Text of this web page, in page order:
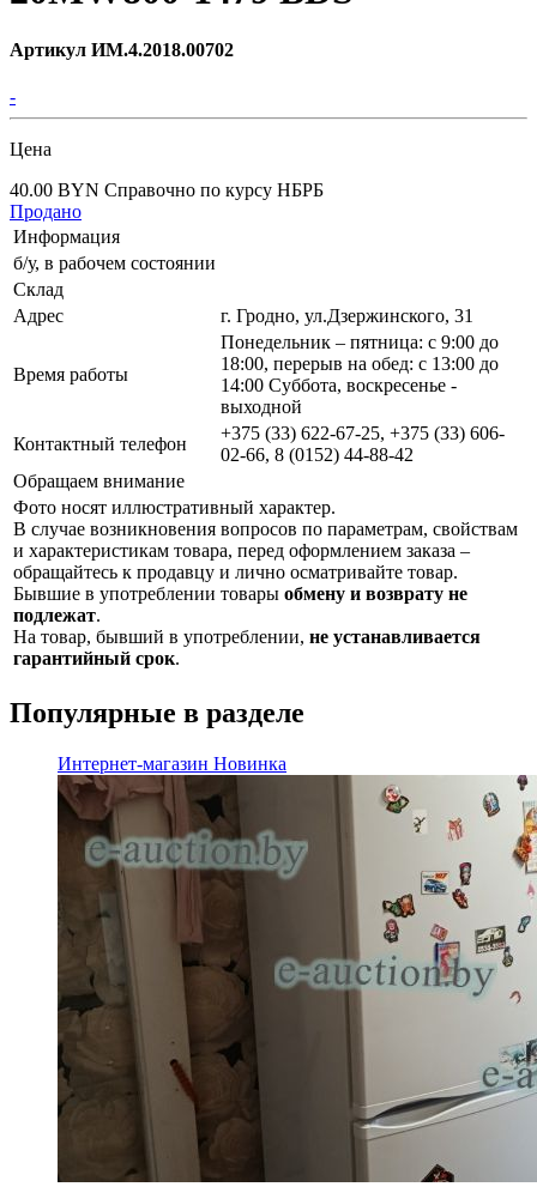
Артикул ИМ.4.2018.00702
-
Цена
40.00 BYN Справочно по курсу НБРБ
Продано
Информация
б/у, в рабочем состоянии
Склад
Адрес
г. Гродно, ул.Дзержинского, 31
Время работы
Понедельник – пятница: с 9:00 до
18:00, перерыв на обед: с 13:00 до
14:00 Суббота, воскресенье -
выходной
Контактный телефон
+375 (33) 622-67-25, +375 (33) 606-
02-66, 8 (0152) 44-88-42
Обращаем внимание
Фото носят иллюстративный характер.
В случае возникновения вопросов по параметрам, свойствам
и характеристикам товара, перед оформлением заказа –
обращайтесь к продавцу и лично осматривайте товар.
Бывшие в употреблении товары обмену и возврату не
подлежат.
На товар, бывший в употреблении, не устанавливается
гарантийный срок.
Популярные в разделе
Интернет-магазин Новинка